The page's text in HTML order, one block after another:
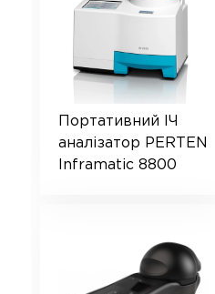
Портативний ІЧ
аналізатор PERTEN
Inframatic 8800